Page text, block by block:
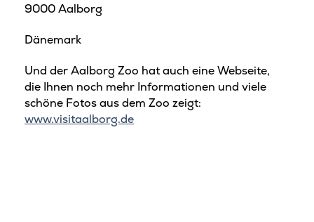
9000 Aalborg
Dänemark
Und der Aalborg Zoo hat auch eine Webseite,
die Ihnen noch mehr Informationen und viele
schöne Fotos aus dem Zoo zeigt:
www.visitaalborg.de